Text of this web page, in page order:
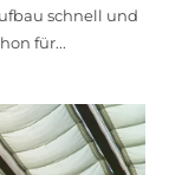
schnell und
für...